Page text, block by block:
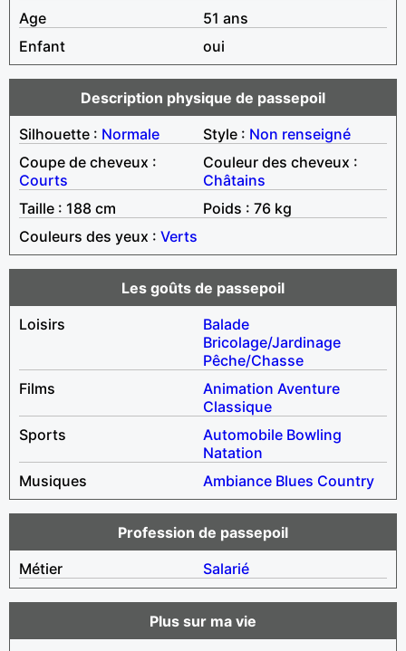
Age
51 ans
Enfant
oui
Description physique de passepoil
Silhouette : Normale Style : Non renseigné
Coupe de cheveux :
Courts
Couleur des cheveux :
Châtains
Taille : 188 cm
Poids : 76 kg
Couleurs des yeux : Verts
Les goûts de passepoil
Loisirs
Balade
Bricolage/Jardinage
Pêche/Chasse
Films
Animation Aventure
Classique
Sports
Automobile Bowling
Natation
Musiques
Ambiance Blues Country
Profession de passepoil
Métier
Salarié
Plus sur ma vie